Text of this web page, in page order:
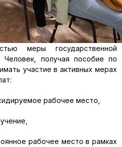
меры государственной
Человек, получая пособие по
участие в активных мерах
рабочее место,
рабочее место в рамках